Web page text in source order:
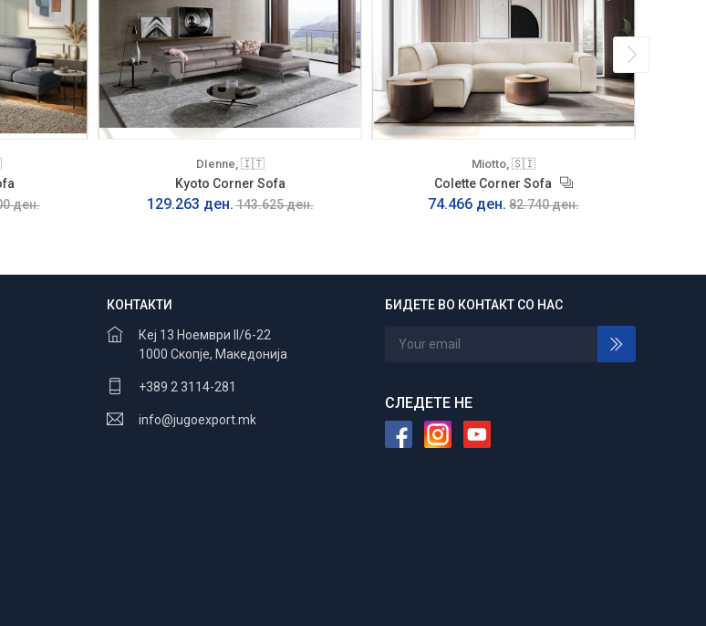
ден.
DIenne, 🇮🇹
Kyoto Corner Sofa
129.263 ден. 143.625 ден.
Miotto, 🇸🇮
Colette Corner Sofa
74.466 ден. 82.740 ден.
Безбедно плаќање
100% заштита
24/7 отворени
КОНТАКТИ
Кеј 13 Ноември II/6-22
1000 Скопје, Македонија
+389 2 3114-281
info@jugoexport.mk
БИДЕТЕ ВО КОНТАКТ СО НАС
СЛЕДЕТЕ НЕ